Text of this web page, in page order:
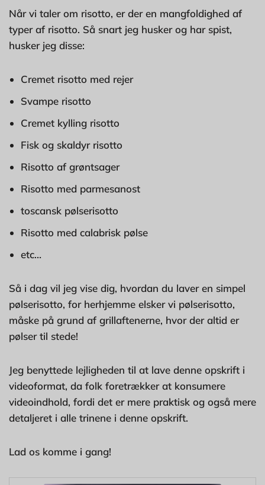
Når vi taler om risotto, er der en mangfoldighed af
typer af risotto. Så snart jeg husker og har spist,
husker jeg disse:
Cremet risotto med rejer
Svampe risotto
Cremet kylling risotto
Fisk og skaldyr risotto
Risotto af grøntsager
Risotto med parmesanost
toscansk pølserisotto
Risotto med calabrisk pølse
etc…
Så i dag vil jeg vise dig, hvordan du laver en simpel
pølserisotto, for herhjemme elsker vi pølserisotto,
måske på grund af grillaftenerne, hvor der altid er
pølser til stede!
Jeg benyttede lejligheden til at lave denne opskrift i
videoformat, da folk foretrækker at konsumere
videoindhold, fordi det er mere praktisk og også mere
detaljeret i alle trinene i denne opskrift.
Lad os komme i gang!